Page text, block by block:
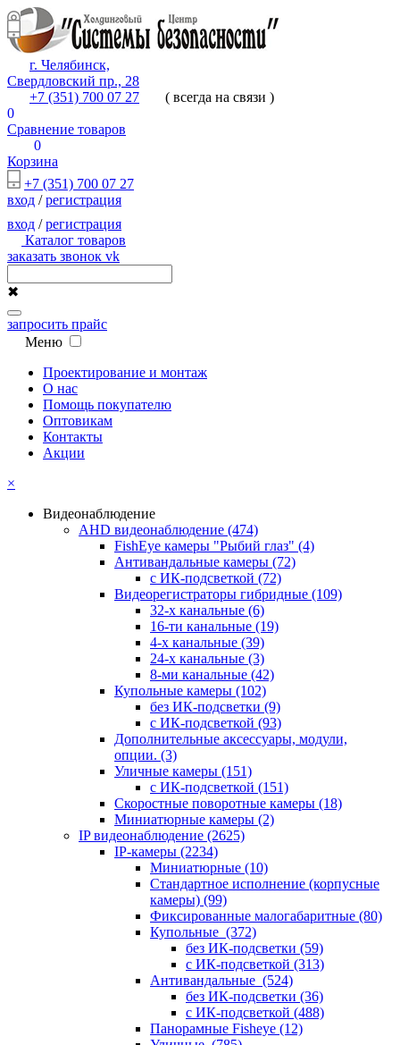
г. Челябинск,
Свердловский пр., 28
+7 (351) 700 07 27
( всегда на связи )
0
Сравнение товаров
0
Корзина
+7 (351) 700 07 27
вход /регистрация
вход /регистрация
Каталог товаров
заказать звонок vk
✖
запросить прайс
Меню
Проектирование и монтаж
О нас
Помощь покупателю
Оптовикам
Контакты
Акции
×
Видеонаблюдение
AHD видеонаблюдение (474)
FishEye камеры "Рыбий глаз" (4)
Антивандальные камеры (72)
с ИК-подсветкой (72)
Видеорегистраторы гибридные (109)
32-х канальные (6)
16-ти канальные (19)
4-х канальные (39)
24-х канальные (3)
8-ми канальные (42)
Купольные камеры (102)
без ИК-подсветки (9)
с ИК-подсветкой (93)
Дополнительные аксессуары, модули,
опции. (3)
Уличные камеры (151)
с ИК-подсветкой (151)
Скоростные поворотные камеры (18)
Миниатюрные камеры (2)
IP видеонаблюдение (2625)
IP-камеры (2234)
Миниатюрные (10)
Стандартное исполнение (корпусные
камеры) (99)
Фиксированные малогабаритные (80)
Купольные (372)
без ИК-подсветки (59)
с ИК-подсветкой (313)
Антивандальные (524)
без ИК-подсветки (36)
с ИК-подсветкой (488)
Панорамные Fisheye (12)